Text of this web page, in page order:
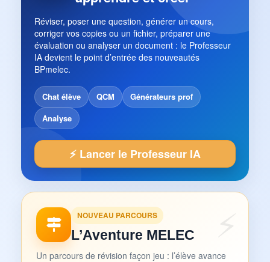
Réviser, poser une question, générer un cours,
corriger vos copies ou un fichier, préparer une
évaluation ou analyser un document : le Professeur
IA devient le point d’entrée des nouveautés
BPmelec.
Chat élève QCM
Générateurs prof
Analyse
⚡ Lancer le Professeur IA
NOUVEAU PARCOURS
L’Aventure MELEC
Un parcours de révision façon jeu : l’élève avance